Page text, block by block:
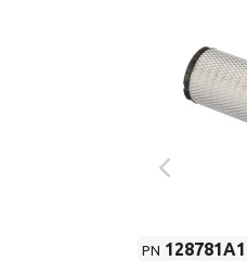
PN 128781A1